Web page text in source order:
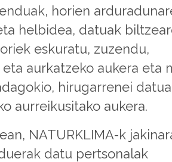
horien
helbidea, datuak
eskuratu, zuzendu,
aurkatzeko aukera eta
hirugarrenei
aurreikusitako aukera.
NATURKLIMA-k
datu pertsonalak